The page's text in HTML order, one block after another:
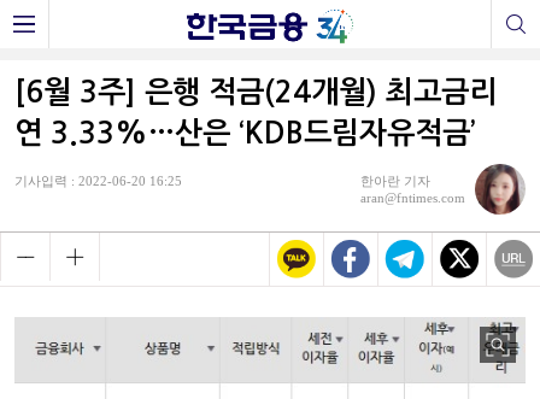
[6월 3주] 은행 적금(24개월) 최고금리
연 3.33%…산은 ‘KDB드림자유적금’
기사입력 : 2022-06-20 16:25
한아란 기자
aran@fntimes.com